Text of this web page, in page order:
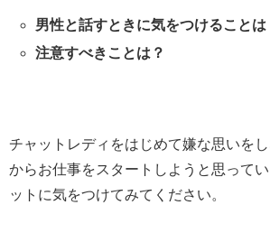
男性と話すときに気をつけることは
注意すべきことは？
チャットレディをはじめて嫌な思いを
からお仕事をスタートしようと思って
ットに気をつけてみてください。